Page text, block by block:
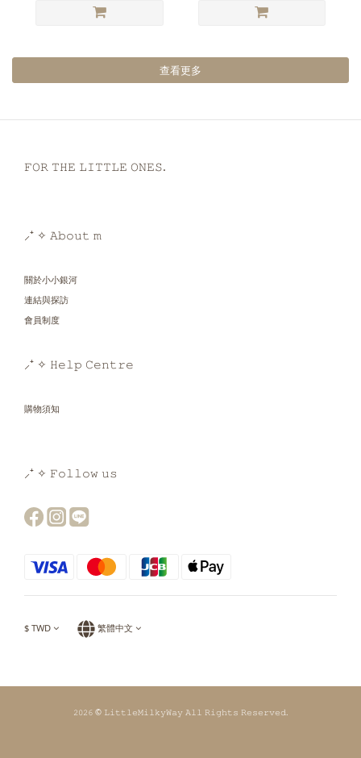
查看更多
𝙵𝙾𝚁 𝚃𝙷𝙴 𝙻𝙸𝚃𝚃𝙻𝙴 𝙾𝙽𝙴𝚂.
⸝⁺ ✧ 𝙰𝚋𝚘𝚞𝚝 𝚖
關於小小銀河
連結與探訪
會員制度
⸝⁺ ✧ 𝙷𝚎𝚕𝚙 𝙲𝚎𝚗𝚝𝚛𝚎
購物須知
⸝⁺ ✧ 𝙵𝚘𝚕𝚕𝚘𝚠 𝚞𝚜
$ TWD 繁體中文
𝟸𝟶𝟸𝟼 © 𝙻𝚒𝚝𝚝𝚕𝚎𝙼𝚒𝚕𝚔𝚢𝚆𝚊𝚢 𝙰𝚕𝚕 𝚁𝚒𝚐𝚑𝚝𝚜 𝚁𝚎𝚜𝚎𝚛𝚟𝚎𝚍.